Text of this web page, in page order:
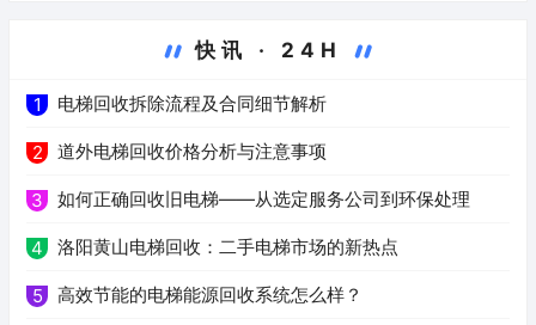
快讯 · 24H
1 电梯回收拆除流程及合同细节解析
2 道外电梯回收价格分析与注意事项
3 如何正确回收旧电梯——从选定服务公司到环保处理
4 洛阳黄山电梯回收：二手电梯市场的新热点
5 高效节能的电梯能源回收系统怎么样？